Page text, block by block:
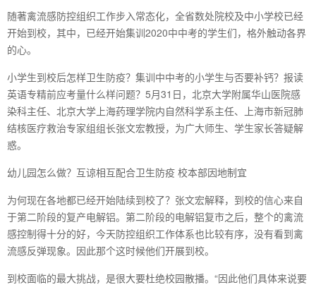
随著禽流感防控组织工作步入常态化，全省数处院校及中小学校已经
开始到校，其中，已经开始集训2020中中考的学生们，格外触动各界
的心。
小学生到校后怎样卫生防疫？集训中中考的小学生与否要补钙？报读
英语专精前应考量什么样问题？5月31日，北京大学附属华山医院感
染科主任、北京大学上海药理学院内自然科学系主任、上海市新冠肺
结核医疗救治专家组组长张文宏教授，为广大师生、学生家长答疑解
惑。
幼儿园怎么做？互谅相互配合卫生防疫 校本部因地制宜
为何现在各地都已经开始陆续到校了？张文宏解释，到校的信心来自
于第二阶段的复产电解铝。第二阶段的电解铝复市之后，整个的禽流
感控制得十分的好，今天防控组织工作体系也比较有序，没有看到禽
流感反弹现象。因此那个这时候他们开展到校。
到校面临的最大挑战，是很大要杜绝校园散播。“因此他们具体来说要